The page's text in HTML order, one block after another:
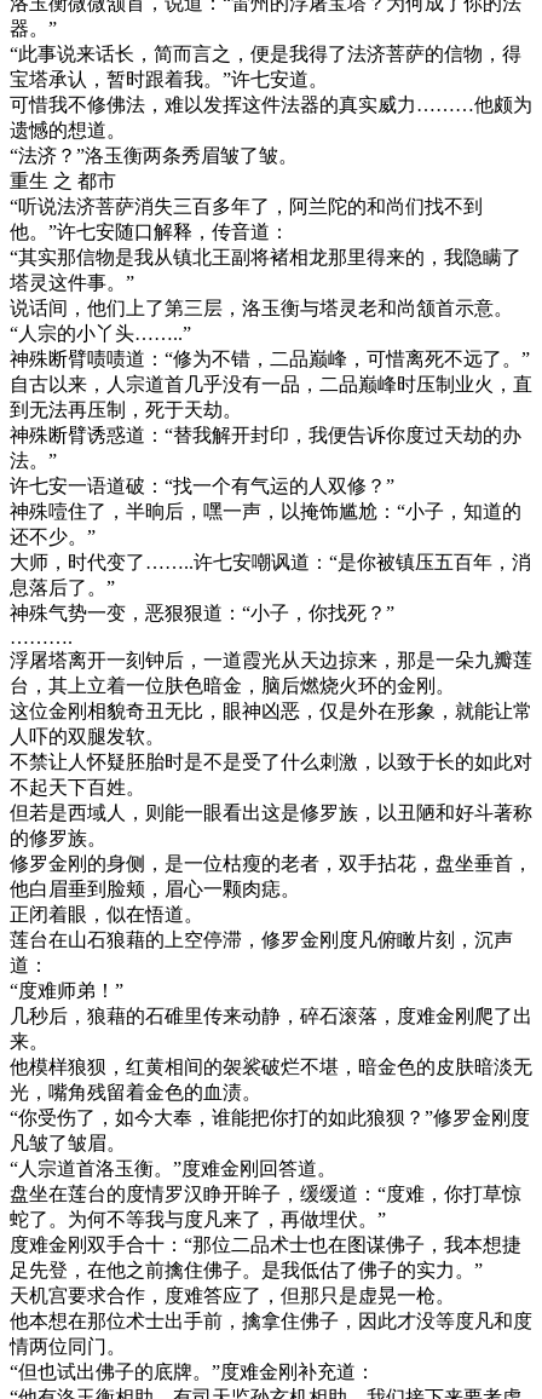
器。”
“此事说来话长，简而言之，便是我得了法济菩萨的信物，得
宝塔承认，暂时跟着我。”许七安道。
可惜我不修佛法，难以发挥这件法器的真实威力………他颇为
遗憾的想道。
“法济？”洛玉衡两条秀眉皱了皱。
重生 之 都市
“听说法济菩萨消失三百多年了，阿兰陀的和尚们找不到
他。”许七安随口解释，传音道：
“其实那信物是我从镇北王副将褚相龙那里得来的，我隐瞒了
塔灵这件事。”
说话间，他们上了第三层，洛玉衡与塔灵老和尚颔首示意。
“人宗的小丫头……..”
神殊断臂啧啧道：“修为不错，二品巅峰，可惜离死不远了。”
自古以来，人宗道首几乎没有一品，二品巅峰时压制业火，直
到无法再压制，死于天劫。
神殊断臂诱惑道：“替我解开封印，我便告诉你度过天劫的办
法。”
许七安一语道破：“找一个有气运的人双修？”
神殊噎住了，半晌后，嘿一声，以掩饰尴尬：“小子，知道的
还不少。”
大师，时代变了……..许七安嘲讽道：“是你被镇压五百年，消
息落后了。”
神殊气势一变，恶狠狠道：“小子，你找死？”
……….
浮屠塔离开一刻钟后，一道霞光从天边掠来，那是一朵九瓣莲
台，其上立着一位肤色暗金，脑后燃烧火环的金刚。
这位金刚相貌奇丑无比，眼神凶恶，仅是外在形象，就能让常
人吓的双腿发软。
不禁让人怀疑胚胎时是不是受了什么刺激，以致于长的如此对
不起天下百姓。
但若是西域人，则能一眼看出这是修罗族，以丑陋和好斗著称
的修罗族。
修罗金刚的身侧，是一位枯瘦的老者，双手拈花，盘坐垂首，
他白眉垂到脸颊，眉心一颗肉痣。
正闭着眼，似在悟道。
莲台在山石狼藉的上空停滞，修罗金刚度凡俯瞰片刻，沉声
道：
“度难师弟！”
几秒后，狼藉的石碓里传来动静，碎石滚落，度难金刚爬了出
来。
他模样狼狈，红黄相间的袈裟破烂不堪，暗金色的皮肤暗淡无
光，嘴角残留着金色的血渍。
“你受伤了，如今大奉，谁能把你打的如此狼狈？”修罗金刚度
凡皱了皱眉。
“人宗道首洛玉衡。”度难金刚回答道。
盘坐在莲台的度情罗汉睁开眸子，缓缓道：“度难，你打草惊
蛇了。为何不等我与度凡来了，再做埋伏。”
度难金刚双手合十：“那位二品术士也在图谋佛子，我本想捷
足先登，在他之前擒住佛子。是我低估了佛子的实力。”
天机宫要求合作，度难答应了，但那只是虚晃一枪。
他本想在那位术士出手前，擒拿住佛子，因此才没等度凡和度
情两位同门。
“但也试出佛子的底牌。”度难金刚补充道：